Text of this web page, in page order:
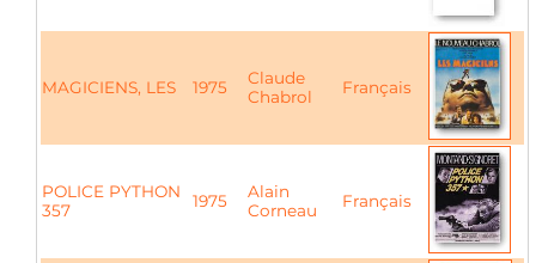
MAGICIENS, LES 1975
Claude
Chabrol
Français
POLICE PYTHON
357
1975
Alain
Corneau
Français